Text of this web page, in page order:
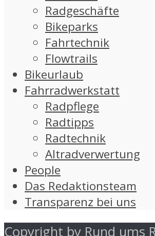
Radgeschäfte
Bikeparks
Fahrtechnik
Flowtrails
Bikeurlaub
Fahrradwerkstatt
Radpflege
Radtipps
Radtechnik
Altradverwertung
People
Das Redaktionsteam
Transparenz bei uns
Copyright by Rund ums